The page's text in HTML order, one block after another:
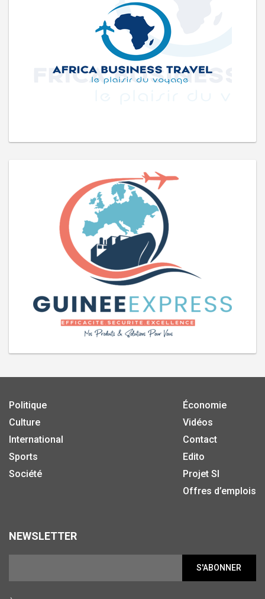
Politique
Culture
International
Sports
Société
Économie
Vidéos
Contact
Edito
Projet SI
Offres d’emplois
NEWSLETTER
S'ABONNER